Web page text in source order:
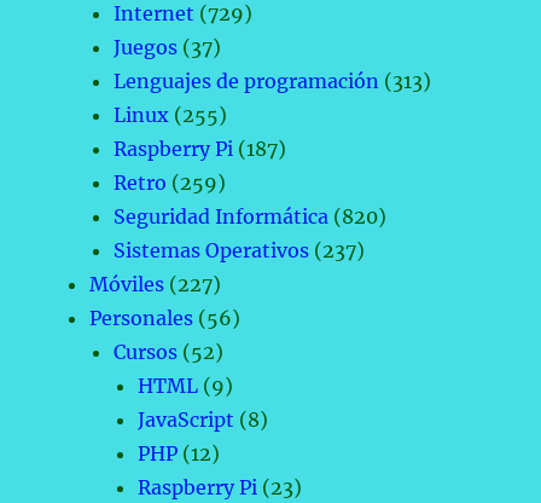
Internet (729)
Juegos (37)
Lenguajes de programación (313)
Linux (255)
Raspberry Pi (187)
Retro (259)
Seguridad Informática (820)
Sistemas Operativos (237)
Móviles (227)
Personales (56)
Cursos (52)
HTML (9)
JavaScript (8)
PHP (12)
Raspberry Pi (23)